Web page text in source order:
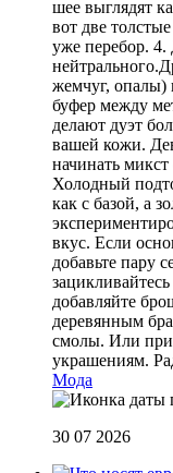
шее выглядят
вот две
уже перебор. 4.
жемчуг, опалы)
буфер между
делают дуэт
вашей кожи.
начинать микст
Холодный
как с базой, а
вкус. Если
добавьте пару
добавляйте
деревянным
смолы. Или
украшениям.
Мода
30 07 2026